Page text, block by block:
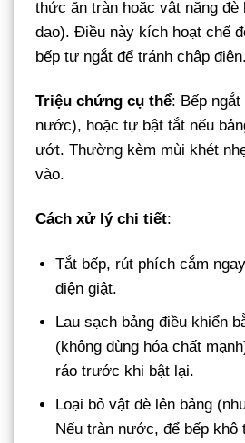
thức ăn tràn hoặc vật nặng đè
dao). Điều này kích hoạt chế
bếp tự ngắt để tránh chập điện.
Triệu chứng cụ thể: Bếp
nước), hoặc tự bật tắt nếu
ướt. Thường kèm mùi khét
vào.
Cách xử lý chi tiết:
Tắt bếp, rút phích cắm
điện giật.
Lau sạch bảng điều khiển
(không dùng hóa chất
ráo trước khi bật lại.
Loại bỏ vật đè lên bảng
Nếu tràn nước, để bếp khô